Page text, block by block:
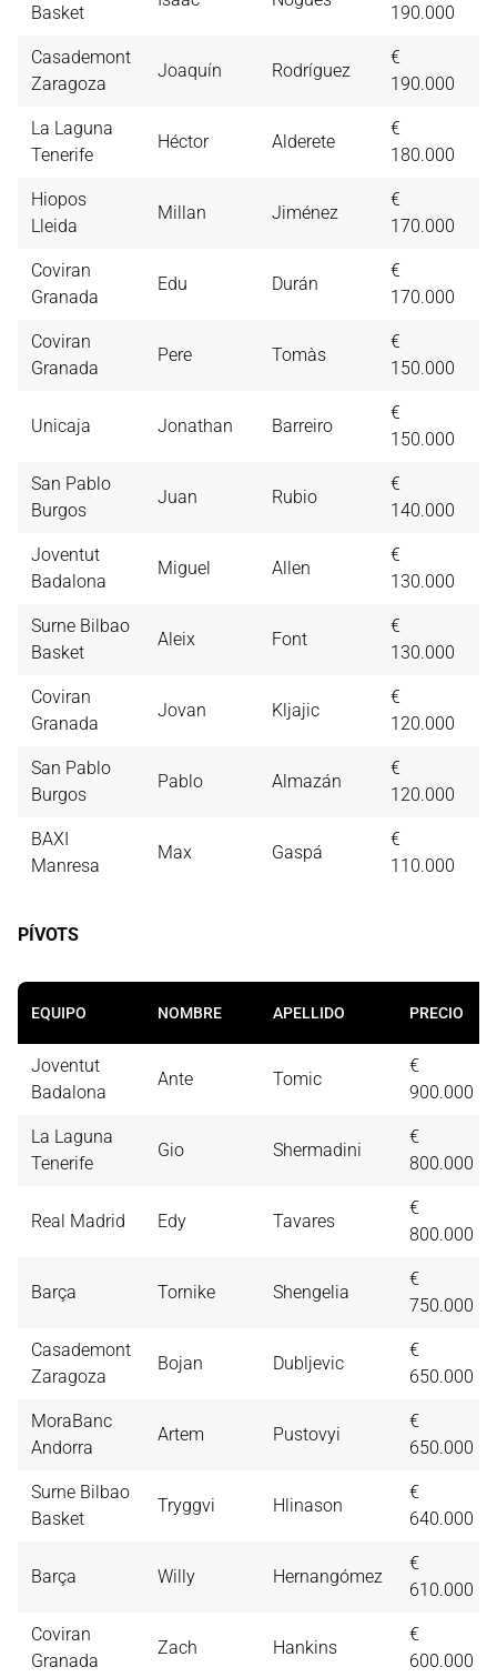
Basket 190.000
Casademont
Zaragoza
Joaquín Rodríguez
€
190.000
La Laguna
Tenerife
Héctor Alderete
€
180.000
Hiopos
Lleida
Millan Jiménez
€
170.000
Coviran
Granada
Edu Durán
€
170.000
Coviran
Granada
Pere Tomàs
€
150.000
Unicaja Jonathan Barreiro
€
150.000
San Pablo
Burgos
Juan Rubio
€
140.000
Joventut
Badalona
Miguel Allen
€
130.000
Surne Bilbao
Basket
Aleix Font
€
130.000
Coviran
Granada
Jovan Kljajic
€
120.000
San Pablo
Burgos
Pablo Almazán
€
120.000
BAXI
Manresa
Max Gaspá
€
110.000
PÍVOTS
EQUIPO NOMBRE APELLIDO PRECIO
Joventut
Badalona
Ante Tomic
€
900.000
La Laguna
Tenerife
Gio Shermadini
€
800.000
Real Madrid Edy Tavares
€
800.000
Barça Tornike Shengelia
€
750.000
Casademont
Zaragoza
Bojan Dubljevic
€
650.000
MoraBanc
Andorra
Artem Pustovyi
€
650.000
Surne Bilbao
Basket
Tryggvi Hlinason
€
640.000
Barça Willy Hernangómez
€
610.000
Coviran
Granada
Zach Hankins
€
600.000